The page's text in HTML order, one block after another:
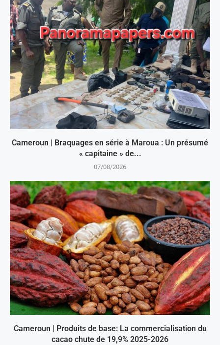
Cameroun | Braquages en série à Maroua : Un présumé
« capitaine » de...
07/08/2026
Cameroun | Produits de base: La commercialisation du
cacao chute de 19,9% 2025-2026